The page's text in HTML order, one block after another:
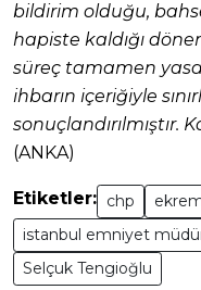
bildirim olduğu,
hapiste kaldığı
süreç tamamen
ihbarın içeriğiyle
sonuçlandırılmıştır.
(ANKA)
Etiketler: chp
istanbul emniyet
Selçuk Tengioğlu